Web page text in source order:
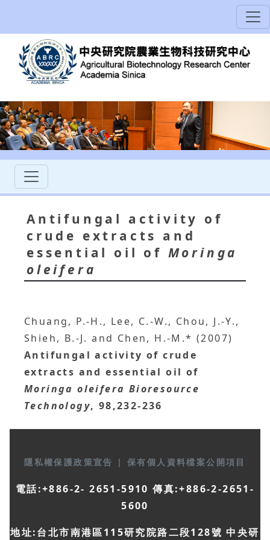
Antifungal activity of
crude extracts and
essential oil of Moringa
oleifera
Chuang, P.-H., Lee, C.-W., Chou, J.-Y.,
Shieh, B.-J. and Chen, H.-M.* (2007)
Antifungal activity of crude
extracts and essential oil of
Moringa oleifera Bioresource
Technology, 98,232-236
隱私權保護政策宣告 | 保有個人資料檔案公開項目
電話:+886-2- 2651-5910 傳真:+886-2-2651-
5600
地址:台北市南港區115研究院路二段128號 中央研